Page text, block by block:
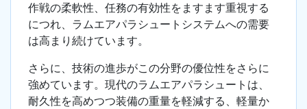
作戦の柔軟性、任務の有効性をますます重視する
につれ、ラムエアパラシュートシステムへの需要
は高まり続けています。
さらに、技術の進歩がこの分野の優位性をさらに
強めています。現代のラムエアパラシュートは、
耐久性を高めつつ装備の重量を軽減する、軽量か